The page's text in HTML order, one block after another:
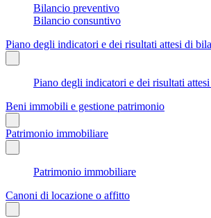
Bilancio preventivo
Bilancio consuntivo
Piano degli indicatori e dei risultati attesi di
Piano degli indicatori e dei risultati
Beni immobili e gestione patrimonio
Patrimonio immobiliare
Patrimonio immobiliare
Canoni di locazione o affitto